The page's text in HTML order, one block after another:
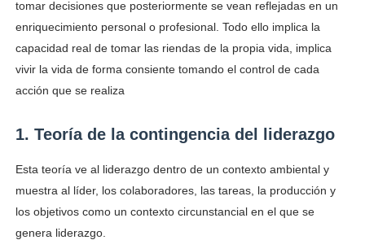
tomar decisiones que posteriormente se vean reflejadas en un
enriquecimiento personal o profesional. Todo ello implica la
capacidad real de tomar las riendas de la propia vida, implica
vivir la vida de forma consiente tomando el control de cada
acción que se realiza
1. Teoría de la contingencia del liderazgo
Esta teoría ve al liderazgo dentro de un contexto ambiental y
muestra al líder, los colaboradores, las tareas, la producción y
los objetivos como un contexto circunstancial en el que se
genera liderazgo.